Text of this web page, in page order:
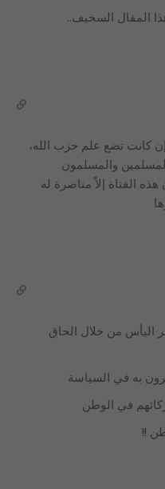
المقال السخيف..
كانت تضع علم حزب الله،
والمسلمون
الفتاة إلاّ مناصرة له
اليأس من خلال الحاق
به في السياسة
في الوطن
!!